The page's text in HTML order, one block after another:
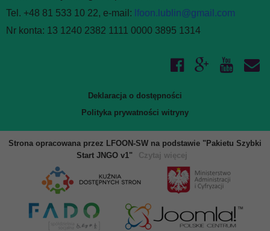
WIĘCEJ O: PROGRAMY DZIAŁANIA
Podstawą gospodarki finansowej Fundacji PCJ Otwarte Źródła
przez Zarząd Fundacji. W tym dziale udostępniane są plany
Sprawozdania i raporty Liczba pozycji: 3
W tym dziale zgromadzone są dokumenty sprawozdawcze
Fundacji - roczne sprawozdania merytoryczne oraz raporty
z realizacji programów i projektów. Aby zapoznać się
z udostępnionymi w BIP dokumentami, należy skorzystać
Tel. +48 81 533 10 22, e-mail: lfoon.lublin@gmail.com
Nr konta: 13 1240 2382 1111 0000 3895 1314
Deklaracja o dostępności
Polityka prywatności witryny
Strona opracowana przez LFOON-SW na podstawie "Pakietu Szybki
Start JNGO v1"
Czytaj więcej